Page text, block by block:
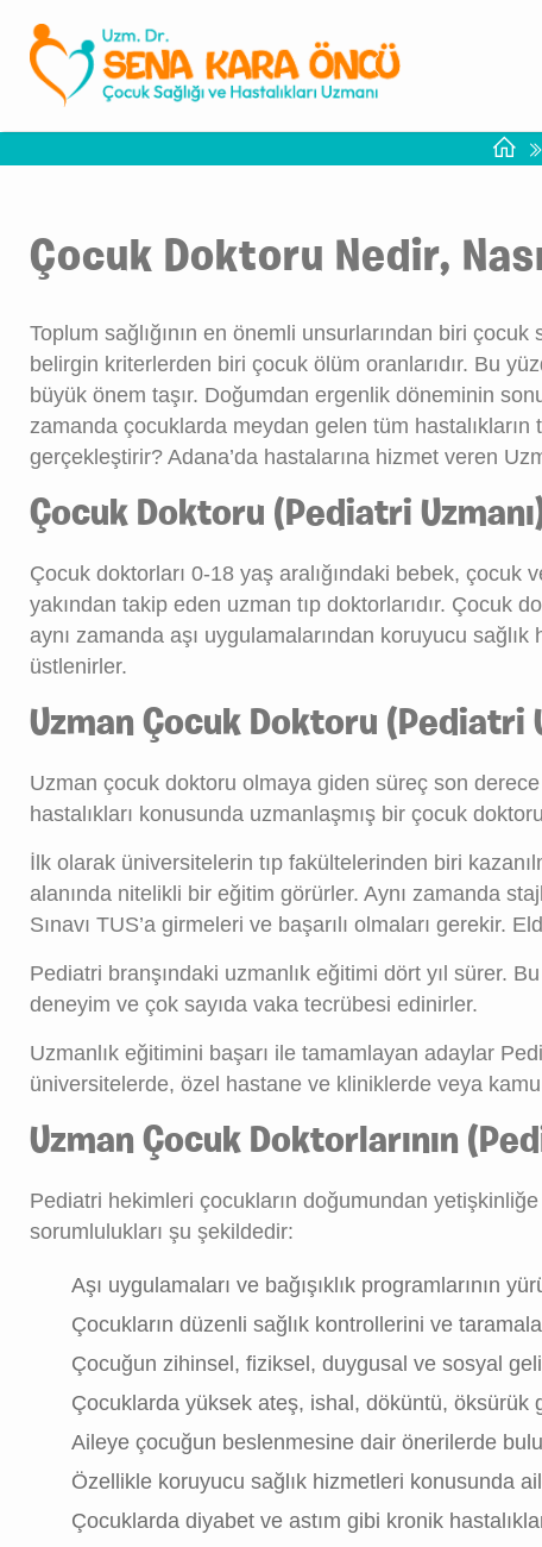
Çocuk Doktoru Nedir,
Toplum sağlığının en önemli unsurlarından biri
belirgin kriterlerden biri çocuk ölüm oranlarıdır. Bu
büyük önem taşır. Doğumdan ergenlik döneminin
zamanda çocuklarda meydan gelen tüm
gerçekleştirir? Adana’da hastalarına hizmet veren
Çocuk Doktoru (Pediatri
Çocuk doktorları 0-18 yaş aralığındaki bebek, çocuk
yakından takip eden uzman tıp doktorlarıdır. Çocuk
aynı zamanda aşı uygulamalarından koruyucu
üstlenirler.
Uzman Çocuk Doktoru (Pediatri
Uzman çocuk doktoru olmaya giden süreç son
hastalıkları konusunda uzmanlaşmış bir çocuk
İlk olarak üniversitelerin tıp fakültelerinden biri
alanında nitelikli bir eğitim görürler. Aynı zamanda
Sınavı TUS’a girmeleri ve başarılı olmaları gerekir.
Pediatri branşındaki uzmanlık eğitimi dört yıl sürer.
deneyim ve çok sayıda vaka tecrübesi edinirler.
Uzmanlık eğitimini başarı ile tamamlayan adaylar
üniversitelerde, özel hastane ve kliniklerde veya
Uzman Çocuk Doktorlarının
Pediatri hekimleri çocukların doğumundan yetişkinliğe
sorumlulukları şu şekildedir:
Aşı uygulamaları ve bağışıklık programlarının
Çocukların düzenli sağlık kontrollerini ve
Çocuğun zihinsel, fiziksel, duygusal ve sosyal
Çocuklarda yüksek ateş, ishal, döküntü, öksürük
Aileye çocuğun beslenmesine dair önerilerde
Özellikle koruyucu sağlık hizmetleri konusunda
Çocuklarda diyabet ve astım gibi kronik